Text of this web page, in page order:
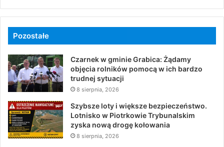
Pozostałe
Czarnek w gminie Grabica: Żądamy
objęcia rolników pomocą w ich bardzo
trudnej sytuacji
8 sierpnia, 2026
Szybsze loty i większe bezpieczeństwo.
Lotnisko w Piotrkowie Trybunalskim
zyska nową drogę kołowania
8 sierpnia, 2026